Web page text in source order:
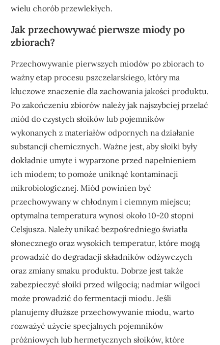
wielu chorób przewlekłych.
Jak przechowywać pierwsze miody po
zbiorach?
Przechowywanie pierwszych miodów po zbiorach to
ważny etap procesu pszczelarskiego, który ma
kluczowe znaczenie dla zachowania jakości produktu.
Po zakończeniu zbiorów należy jak najszybciej przelać
miód do czystych słoików lub pojemników
wykonanych z materiałów odpornych na działanie
substancji chemicznych. Ważne jest, aby słoiki były
dokładnie umyte i wyparzone przed napełnieniem
ich miodem; to pomoże uniknąć kontaminacji
mikrobiologicznej. Miód powinien być
przechowywany w chłodnym i ciemnym miejscu;
optymalna temperatura wynosi około 10-20 stopni
Celsjusza. Należy unikać bezpośredniego światła
słonecznego oraz wysokich temperatur, które mogą
prowadzić do degradacji składników odżywczych
oraz zmiany smaku produktu. Dobrze jest także
zabezpieczyć słoiki przed wilgocią; nadmiar wilgoci
może prowadzić do fermentacji miodu. Jeśli
planujemy dłuższe przechowywanie miodu, warto
rozważyć użycie specjalnych pojemników
próżniowych lub hermetycznych słoików, które